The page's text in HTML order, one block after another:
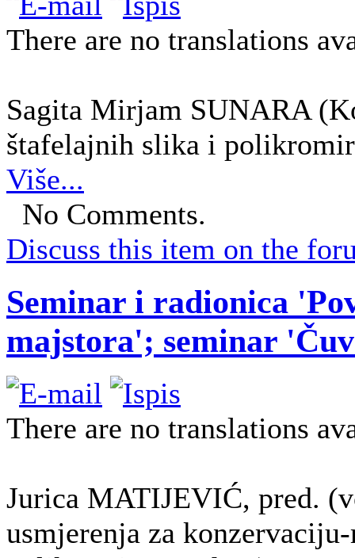
There are no translations
Sagita Mirjam SUNARA
štafelajnih slika i
Više...
No Comments.
Discuss this item on the
Seminar i radionica
majstora'; seminar
There are no translations
Jurica MATIJEVIĆ, pred.
usmjerenja za